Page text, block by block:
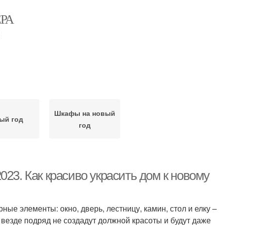
год
Шкафы на новый
год
Как красиво украсить дом к новому
элементы: окно, дверь, лестницу, камин, стол и елку –
подряд не создадут должной красоты и будут даже